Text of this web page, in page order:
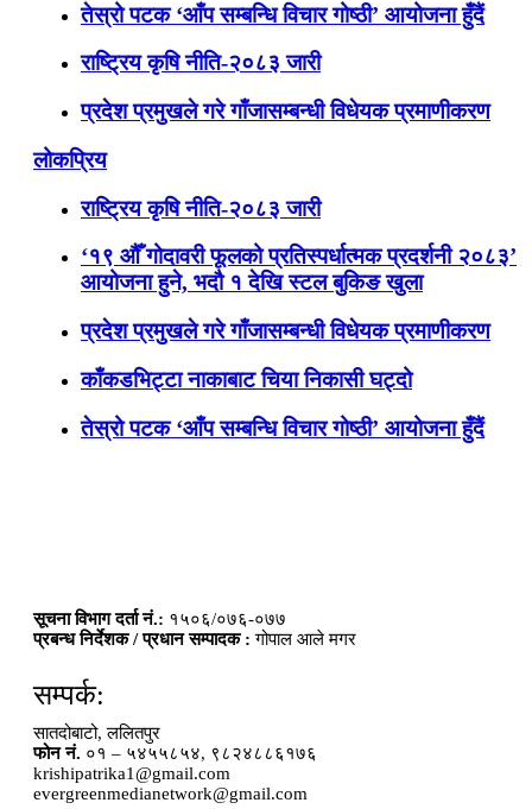
तेस्रो पटक ‘आँप सम्बन्धि विचार गोष्ठी’ आयोजना हुँदैं
राष्ट्रिय कृषि नीति-२०८३ जारी
प्रदेश प्रमुखले गरे गाँजासम्बन्धी विधेयक प्रमाणीकरण
लोकप्रिय
राष्ट्रिय कृषि नीति-२०८३ जारी
‘१९ औँ गोदावरी फूलको प्रतिस्पर्धात्मक प्रदर्शनी २०८३’
आयोजना हुने, भदौ १ देखि स्टल बुकिङ खुला
प्रदेश प्रमुखले गरे गाँजासम्बन्धी विधेयक प्रमाणीकरण
काँकडभिट्टा नाकाबाट चिया निकासी घट्दो
तेस्रो पटक ‘आँप सम्बन्धि विचार गोष्ठी’ आयोजना हुँदैं
सूचना विभाग दर्ता नं.: १५०६/०७६-०७७
प्रबन्ध निर्देशक / प्रधान सम्पादक : गोपाल आले मगर
सम्पर्क:
सातदोबाटो, ललितपुर
फोन नं. ०१ – ५४५५८५४, ९८२४८८६१७६
krishipatrika1@gmail.com
evergreenmedianetwork@gmail.com